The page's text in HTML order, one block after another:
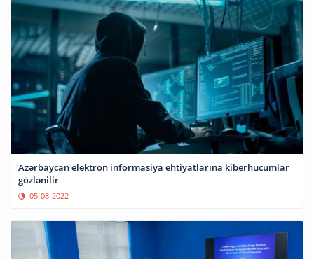
Azərbaycan elektron informasiya ehtiyatlarına kiberhücumlar
gözlənilir
05-08-2022